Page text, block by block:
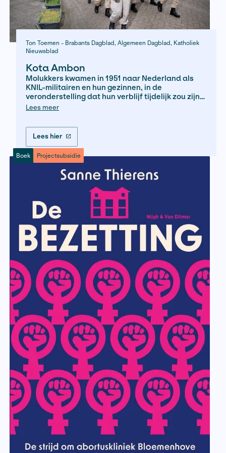
Rotterdam.
Boek Projectsubsidie
Hugo Verkley - Inside, NRC
Gelukszoekers op
Een verhaal dat de schaduwkant laat
voetbalwereld. In Gelukszoekers op